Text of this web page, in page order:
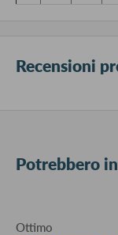
Recensioni
Potrebbero
Ottimo